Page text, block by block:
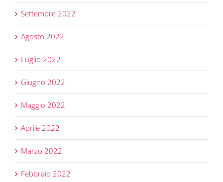
Settembre 2022
Agosto 2022
Luglio 2022
Giugno 2022
Maggio 2022
Aprile 2022
Marzo 2022
Febbraio 2022